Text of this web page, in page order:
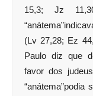
15,3; Jz
(Lv 27,28; Ez
Paulo diz que
favor dos
“anátema”podia